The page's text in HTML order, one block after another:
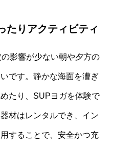
たりアクティビティ
影響が少ない朝や夕方の
です。静かな海面を漕ぎ
たり、SUPヨガを体験で
材はレンタルでき、イン
することで、安全かつ充